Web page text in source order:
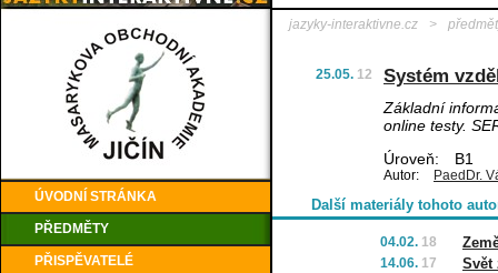
ÚVODNÍ STRÁNKA
PŘEDMĚTY
PŘISPĚVATELÉ
jazyky-interaktivne.cz >
25.05. 12 Systém
Základní
online testy.
Úroveň:
B1
Autor: PaedDr.
Další materiály tohoto
04.02. 18
14.06. 17 Svět